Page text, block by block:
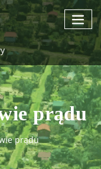
prądu
prądu